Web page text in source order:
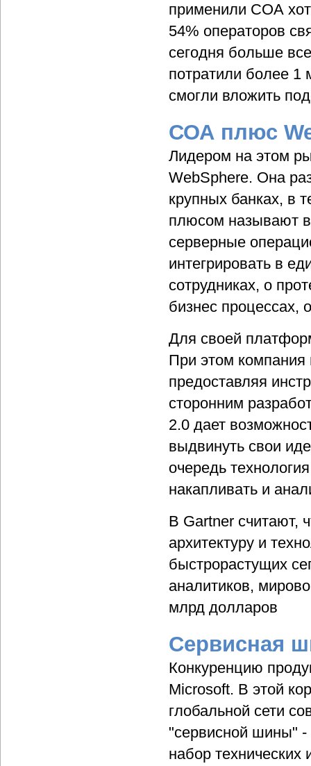
применили СОА
54% операторов
сегодня больше
потратили более 1
смогли вложить
СОА плюс
Лидером на этом
WebSphere. Она
крупных банках, в
плюсом называют
серверные
интегрировать в
сотрудниках, о
бизнес процессах,
Для своей
При этом компания
предоставляя
сторонним
2.0 дает
выдвинуть свои
очередь
накапливать и
В Gartner считают,
архитектуру и
быстрорастущих
аналитиков,
млрд долларов
Сервисная
Конкуренцию
Microsoft. В этой
глобальной сети
"сервисной шины" -
набор